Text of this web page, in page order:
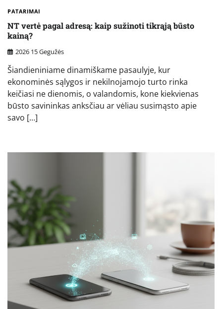
PATARIMAI
NT vertė pagal adresą: kaip sužinoti tikrąją būsto
kainą?
2026 15 Gegužės
Šiandieniniame dinamiškame pasaulyje, kur
ekonominės sąlygos ir nekilnojamojo turto rinka
keičiasi ne dienomis, o valandomis, kone kiekvienas
būsto savininkas anksčiau ar vėliau susimąsto apie
savo […]